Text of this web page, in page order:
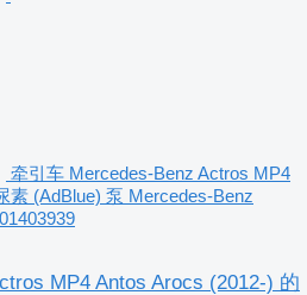
牵引车 Mercedes-Benz Actros MP4
素 (AdBlue) 泵 Mercedes-Benz
MP4 Antos Arocs (2012-) 的